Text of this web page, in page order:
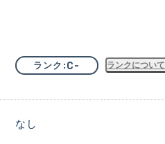
ランク C- ランクについて
なし